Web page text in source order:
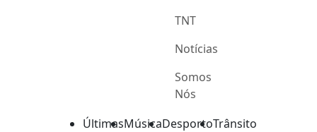
TNT
Notícias
Somos
Nós
ÚltimasMúsicaDesportoTrânsito